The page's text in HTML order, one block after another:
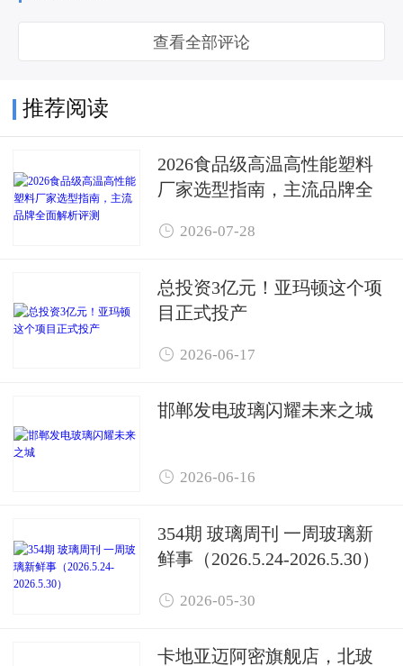
查看全部评论
推荐阅读
2026食品级高温高性能塑料
厂家选型指南，主流品牌全
 2026-07-28
总投资3亿元！亚玛顿这个项
目正式投产
 2026-06-17
邯郸发电玻璃闪耀未来之城
 2026-06-16
354期 玻璃周刊 一周玻璃新
鲜事（2026.5.24-2026.5.30）
 2026-05-30
卡地亚迈阿密旗舰店，北玻